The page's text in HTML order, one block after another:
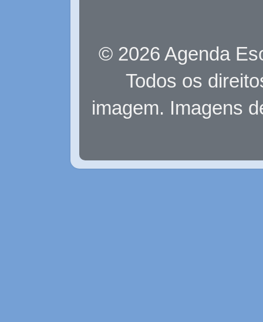
© 2026 Agenda
Todos os
imagem. Imagens